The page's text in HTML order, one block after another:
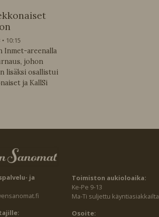
10:15
Inmet-areenalla
johon
lisäksi osallistui
ja KallSi
ja
Toimiston aukioloaika:
Ke-Pe 9-13
Ma-Ti suljettu käyntiasiakkailta
Osoite: